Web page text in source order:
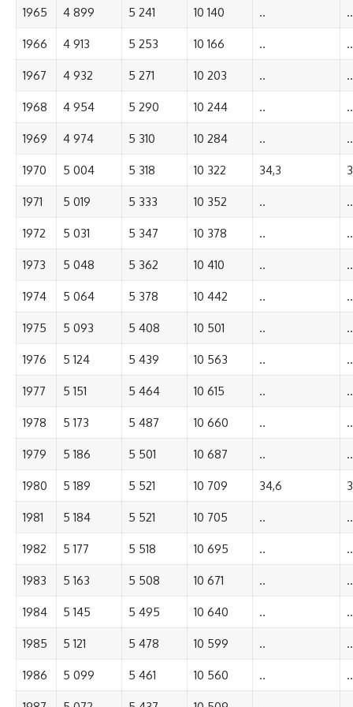
1965 4 899 5 241 10 140 .. ..
1966 4 913 5 253 10 166 .. ..
1967 4 932 5 271 10 203 .. ..
1968 4 954 5 290 10 244 .. ..
1969 4 974 5 310 10 284 .. ..
1970 5 004 5 318 10 322 34,3
1971 5 019 5 333 10 352 .. ..
1972 5 031 5 347 10 378 .. ..
1973 5 048 5 362 10 410 .. ..
1974 5 064 5 378 10 442 .. ..
1975 5 093 5 408 10 501 .. ..
1976 5 124 5 439 10 563 .. ..
1977 5 151 5 464 10 615 .. ..
1978 5 173 5 487 10 660 .. ..
1979 5 186 5 501 10 687 .. ..
1980 5 189 5 521 10 709 34,6
1981 5 184 5 521 10 705 .. ..
1982 5 177 5 518 10 695 .. ..
1983 5 163 5 508 10 671 .. ..
1984 5 145 5 495 10 640 .. ..
1985 5 121 5 478 10 599 .. ..
1986 5 099 5 461 10 560 .. ..